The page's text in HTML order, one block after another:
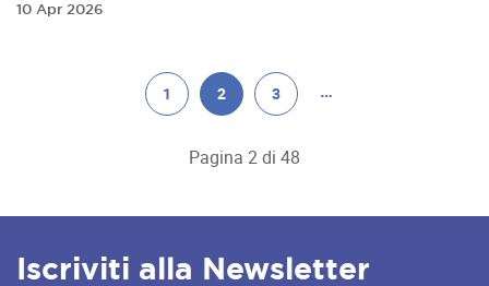
10 Apr 2026
1 2 3 …
Pagina 2 di 48
Iscriviti alla Newsletter